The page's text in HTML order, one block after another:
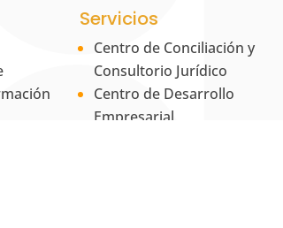
Servicios
Centro de Conciliación y
Consultorio Jurídico
Centro de Desarrollo
Empresarial